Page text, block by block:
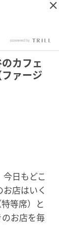
カフェ
ァージ
日もどこ
店はいく
等席）と
お店を毎